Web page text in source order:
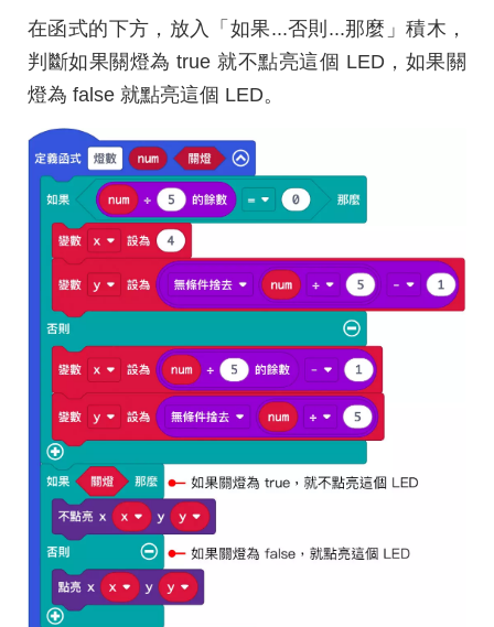
在函式的下方，放入「如果...否則...那麼」積木，
判斷如果關燈為 true 就不點亮這個 LED，如果關
燈為 false 就點亮這個 LED。